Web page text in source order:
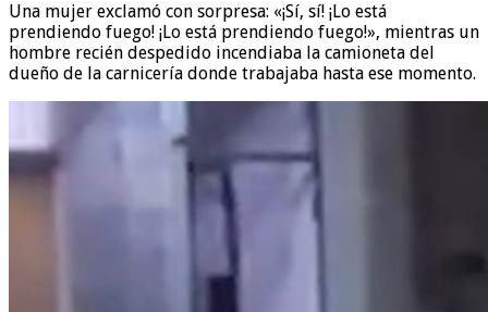
Una mujer exclamó con sorpresa: «¡Sí, sí! ¡Lo está
prendiendo fuego! ¡Lo está prendiendo fuego!», mientras un
hombre recién despedido incendiaba la camioneta del
dueño de la carnicería donde trabajaba hasta ese momento.